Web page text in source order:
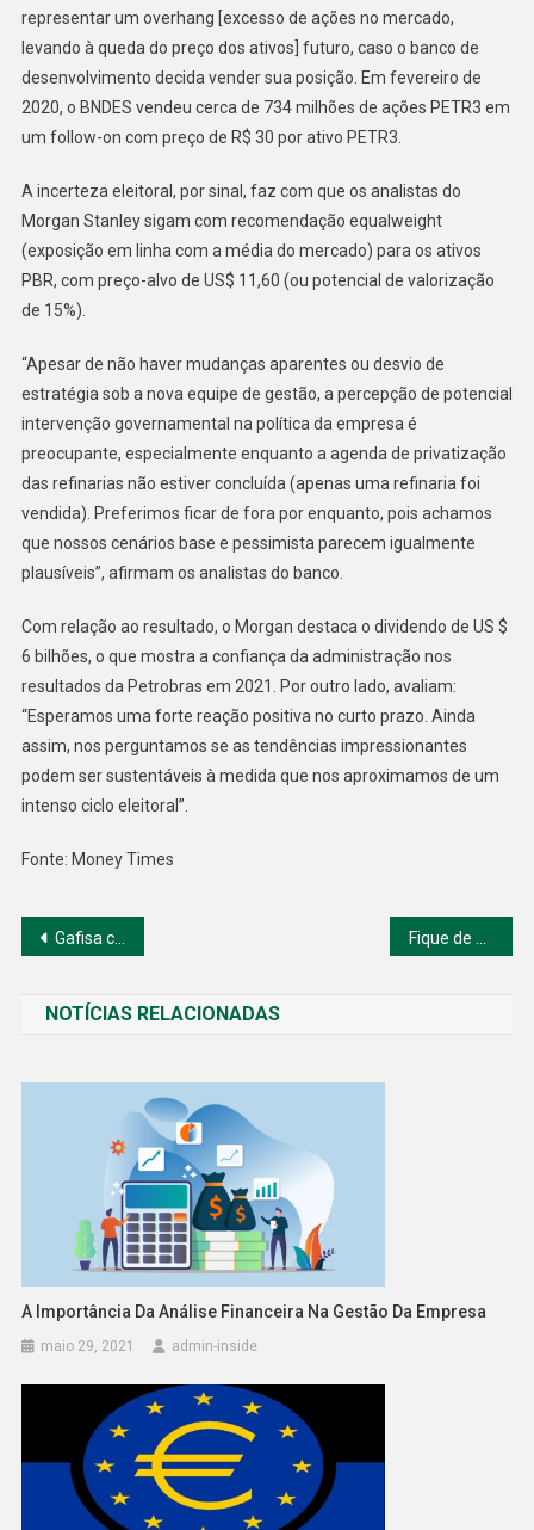
representar um overhang [excesso de ações no mercado,
levando à queda do preço dos ativos] futuro, caso o banco de
desenvolvimento decida vender sua posição. Em fevereiro de
2020, o BNDES vendeu cerca de 734 milhões de ações PETR3 em
um follow-on com preço de R$ 30 por ativo PETR3.
A incerteza eleitoral, por sinal, faz com que os analistas do
Morgan Stanley sigam com recomendação equalweight
(exposição em linha com a média do mercado) para os ativos
PBR, com preço-alvo de US$ 11,60 (ou potencial de valorização
de 15%).
“Apesar de não haver mudanças aparentes ou desvio de
estratégia sob a nova equipe de gestão, a percepção de potencial
intervenção governamental na política da empresa é
preocupante, especialmente enquanto a agenda de privatização
das refinarias não estiver concluída (apenas uma refinaria foi
vendida). Preferimos ficar de fora por enquanto, pois achamos
que nossos cenários base e pessimista parecem igualmente
plausíveis”, afirmam os analistas do banco.
Com relação ao resultado, o Morgan destaca o dividendo de US $
6 bilhões, o que mostra a confiança da administração nos
resultados da Petrobras em 2021. Por outro lado, avaliam:
“Esperamos uma forte reação positiva no curto prazo. Ainda
assim, nos perguntamos se as tendências impressionantes
podem ser sustentáveis ​​à medida que nos aproximamos de um
intenso ciclo eleitoral”.
Fonte: Money Times
Navegação
Post
Gafisa cria gestora e dá 1º passo no mercado de fundos imobiliários
NOTÍCIAS RELACIONADAS
A Importância Da Análise Financeira Na Gestão Da Empresa
maio 29, 2021 admin-inside